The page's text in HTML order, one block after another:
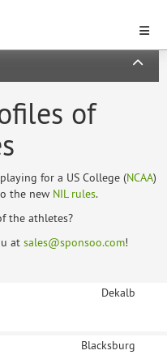
of
for a US College (NCAA)
the new NIL rules.
the athletes?
at sales@sponsoo.com!
Dekalb
Blacksburg